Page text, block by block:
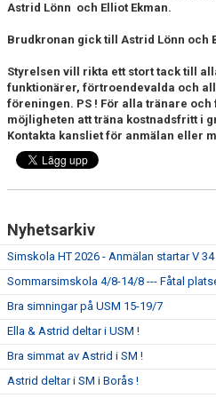
Astrid Lönn och Elliot Ekman.
Brudkronan gick till Astrid Lönn och
Styrelsen vill rikta ett stort tack till
funktionärer, förtroendevalda och
föreningen. PS ! För alla tränare
möjligheten att träna kostnadsfritt i
Kontakta kansliet för anmälan eller
Nyhetsarkiv
Simskola HT 2026 - Anmälan startar V 34
Sommarsimskola 4/8-14/8 --- Fåtal
Bra simningar på USM 15-19/7
Ella & Astrid deltar i USM !
Bra simmat av Astrid i SM !
Astrid deltar i SM i Borås !